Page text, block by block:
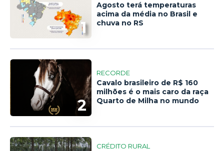
1
Agosto terá temperaturas
acima da média no Brasil e
chuva no RS
2
RECORDE
Cavalo brasileiro de R$ 160
milhões é o mais caro da raça
Quarto de Milha no mundo
CRÉDITO RURAL